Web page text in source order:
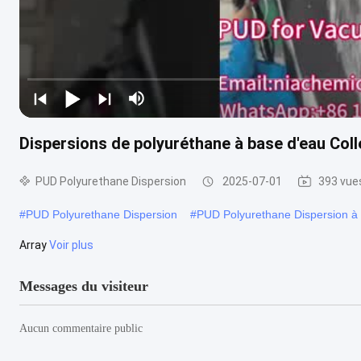
Dispersions de polyuréthane à base d'eau
PUD Polyurethane Dispersion 2025-07-01 393
#PUD Polyurethane Dispersion #PUD Polyurethane Dispersion
ArrayVoir plus
Messages du visiteur
Aucun commentaire public